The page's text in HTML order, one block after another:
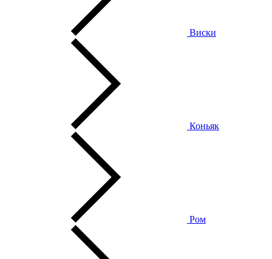
Виски
Коньяк
Ром